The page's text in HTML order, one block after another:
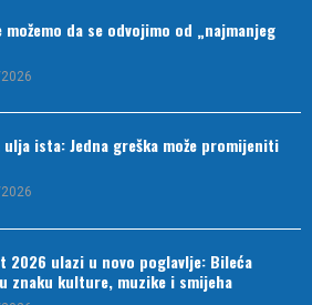
možemo da se odvojimo od „najmanjeg
ulja ista: Jedna greška može promijeniti
2026 ulazi u novo poglavlje: Bileća
znaku kulture, muzike i smijeha